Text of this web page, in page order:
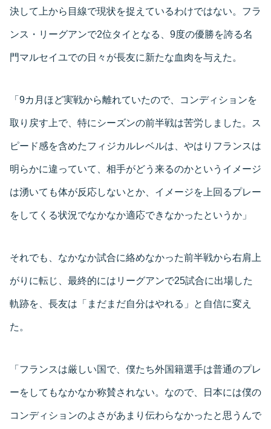
決して上から目線で現状を捉えているわけではない。フラ
ンス・リーグアンで2位タイとなる、9度の優勝を誇る名
門マルセイユでの日々が長友に新たな血肉を与えた。
「9カ月ほど実戦から離れていたので、コンディションを
取り戻す上で、特にシーズンの前半戦は苦労しました。ス
ピード感を含めたフィジカルレベルは、やはりフランスは
明らかに違っていて、相手がどう来るのかというイメージ
は湧いても体が反応しないとか、イメージを上回るプレー
をしてくる状況でなかなか適応できなかったというか」
それでも、なかなか試合に絡めなかった前半戦から右肩上
がりに転じ、最終的にはリーグアンで25試合に出場した
軌跡を、長友は「まだまだ自分はやれる」と自信に変え
た。
「フランスは厳しい国で、僕たち外国籍選手は普通のプレ
ーをしてもなかなか称賛されない。なので、日本には僕の
コンディションのよさがあまり伝わらなかったと思うんで